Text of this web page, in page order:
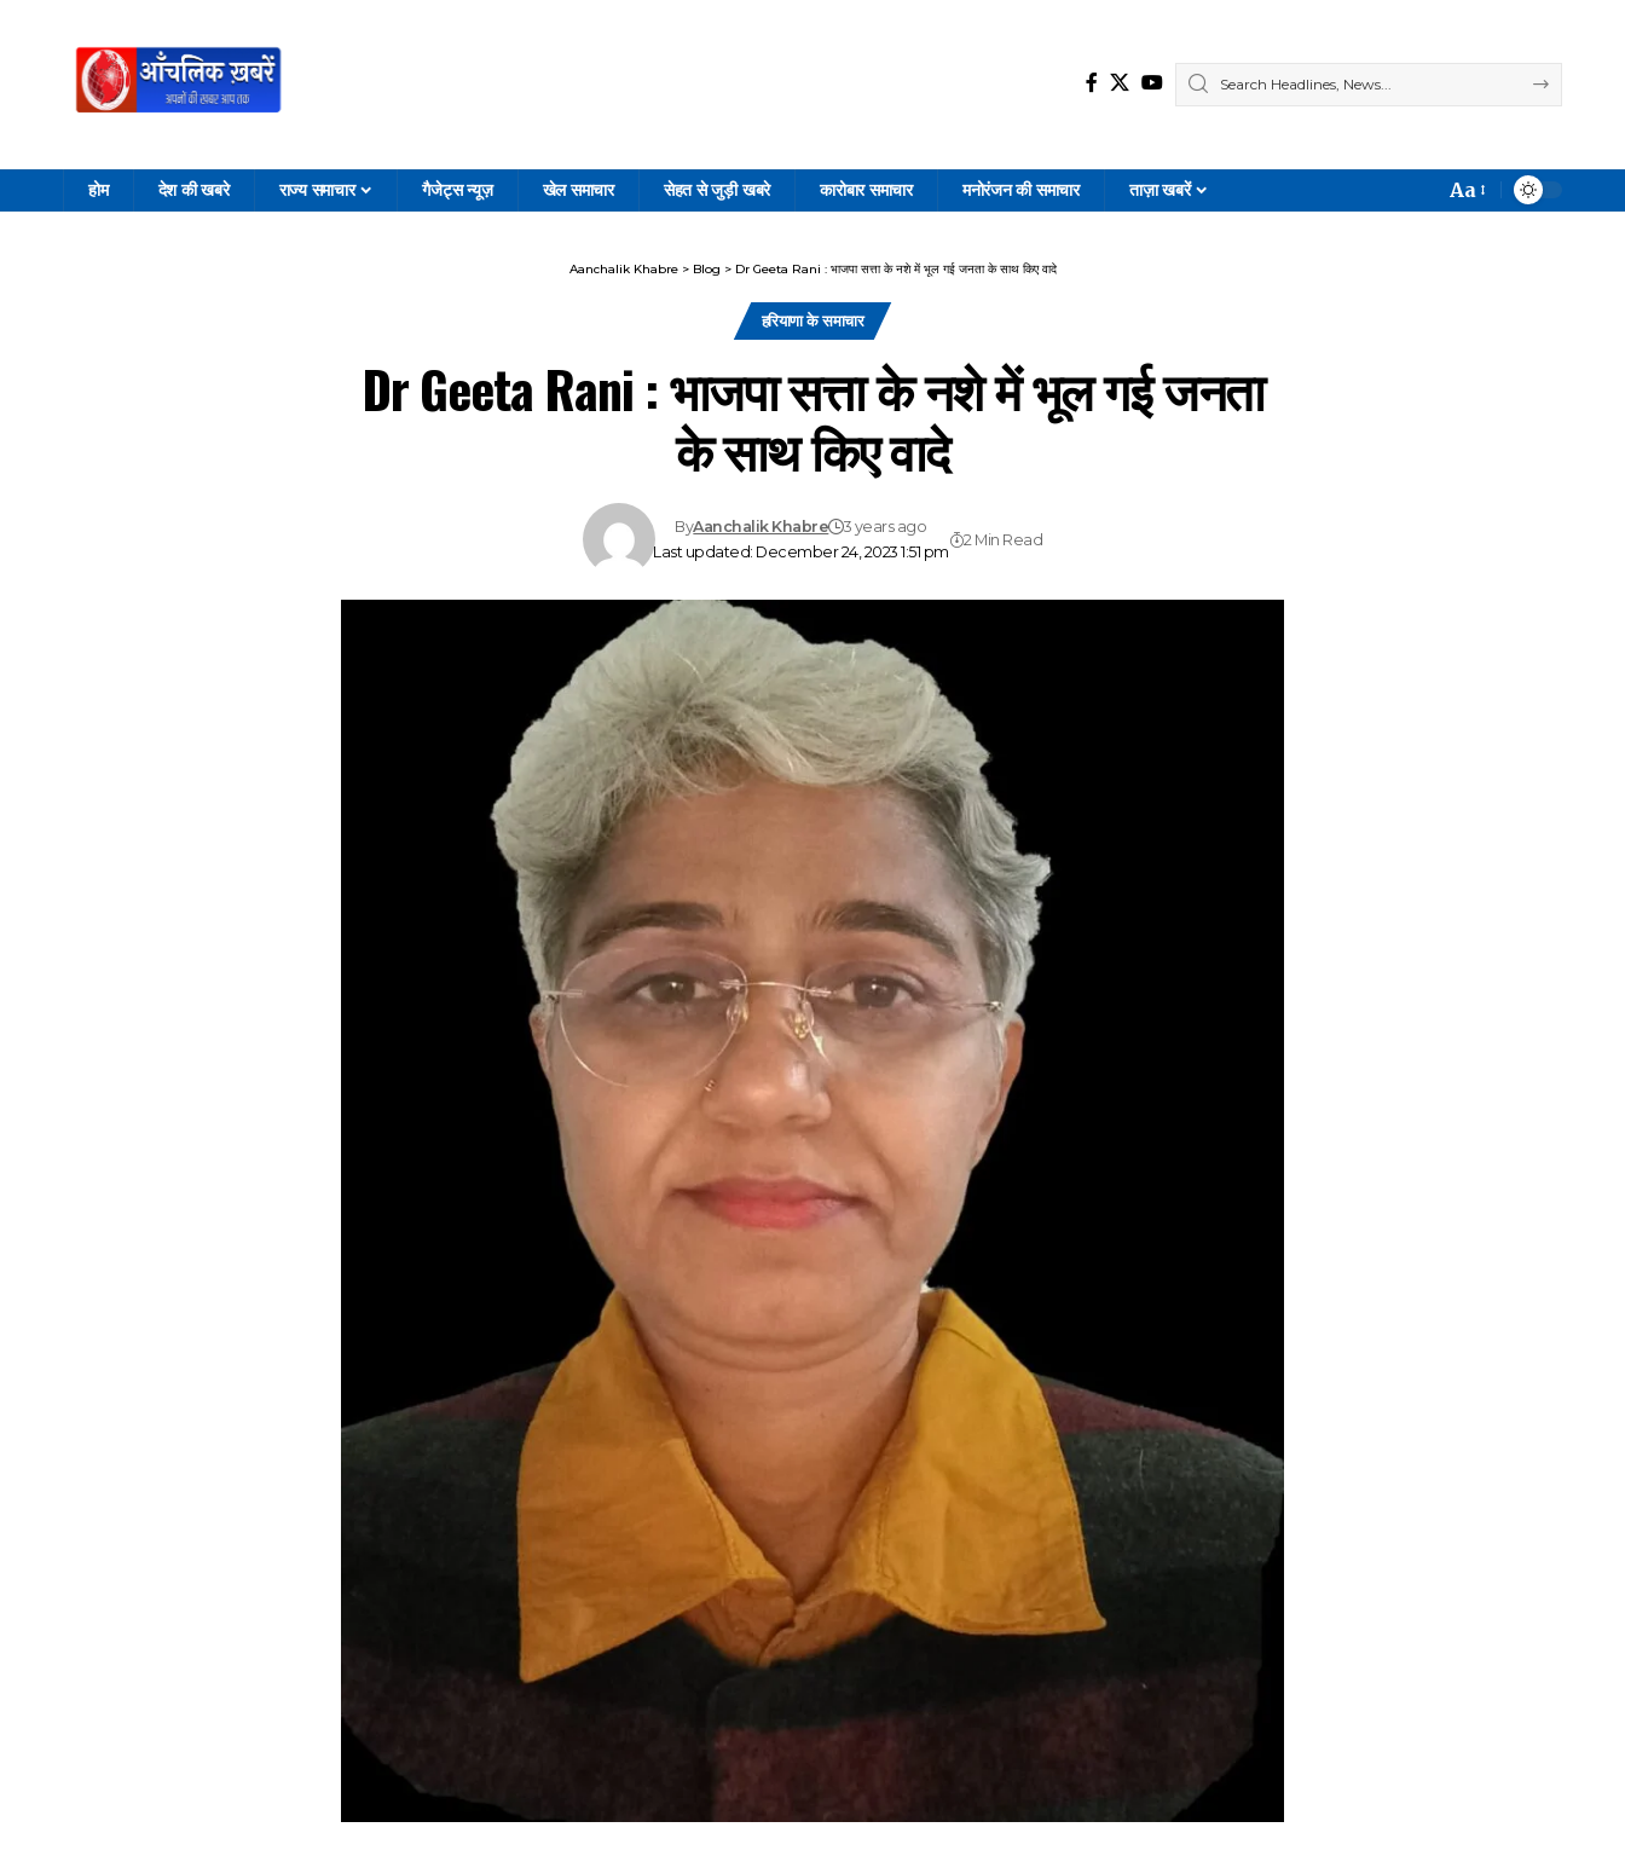
होम देश की खबरे राज्य समाचार गैजेट्स न्यूज़ खेल समाचार सेहत से जुड़ी खबरे कारोबार समाचार मनोरंजन की समाचार ताज़ा खबरें
Font
Aa
Aanchalik Khabre> Blog > Dr Geeta Rani : भाजपा सत्ता के नशे में भूल गई जनता के साथ किए वादे
हरियाणा के समाचार
Dr Geeta Rani : भाजपा सत्ता के नशे में भूल गई जनता
के साथ किए वादे
Last updated: December 24, 2023 1:51 pm
ByAanchalik Khabre 3 years ago
2 Min Read